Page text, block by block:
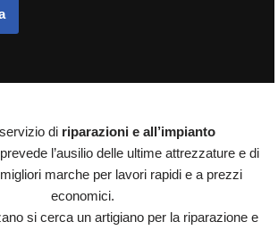
di riparazioni e all’impianto
prevede l’ausilio delle ultime attrezzature e di
marche per lavori rapidi e a prezzi
economici.
si cerca un artigiano per la riparazione e